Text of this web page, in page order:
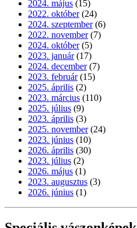
2024. május (15)
2022. október (24)
2024. szeptember (6)
2022. november (7)
2024. október (5)
2023. január (17)
2024. december (7)
2023. február (15)
2025. április (2)
2023. március (110)
2025. július (9)
2023. április (3)
2025. november (24)
2023. június (10)
2026. április (30)
2023. július (2)
2026. május (1)
2023. augusztus (3)
2026. június (1)